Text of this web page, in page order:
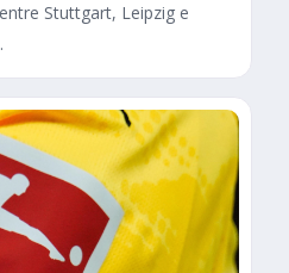
Stuttgart, Leipzig e